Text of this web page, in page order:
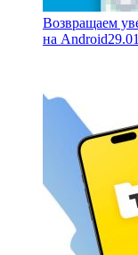
Возвращаем
на Android